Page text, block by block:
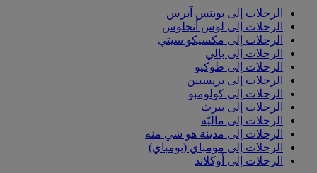
الرحلات إلى بوينس آيرس
الرحلات إلى لوس أنجلوس
الرحلات إلى مكسيكو سيتي
الرحلات إلى بالي
الرحلات إلى طوكيو
الرحلات إلى بريسبين
الرحلات إلى كولومبو
الرحلات إلى بيرث
الرحلات إلى ماليّه
الرحلات إلى مدينة هو شي منه
الرحلات إلى مومباي (بومباي)
الرحلات إلى أوكلاند